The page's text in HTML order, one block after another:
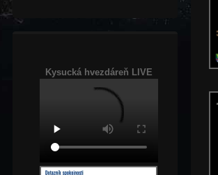
Kysucká hvezdáreň LIVE